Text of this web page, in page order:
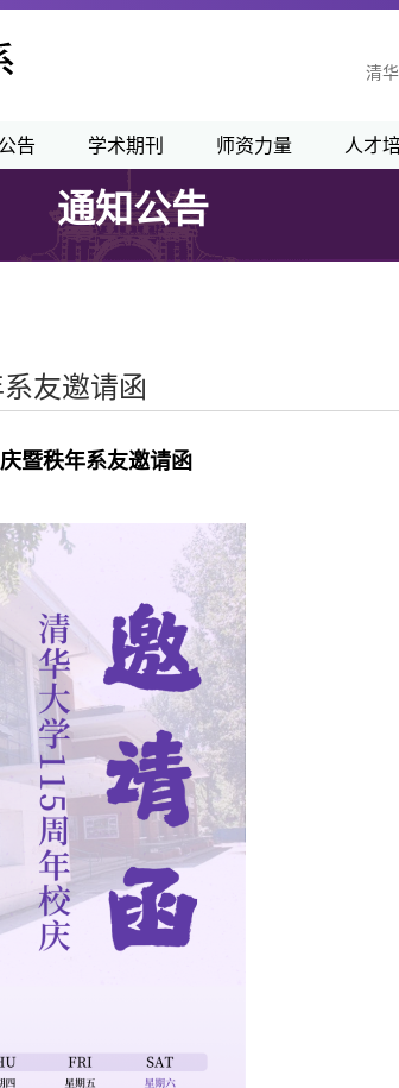
清
告 学术期刊 师资力量 人才
通知公告
友邀请函
暨秩年系友邀请函